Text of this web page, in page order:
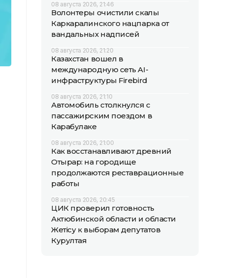
08 августа 2026, 21:46
Волонтеры очистили скалы
Каркаралинского нацпарка от
вандальных надписей
08 августа 2026, 21:20
Казахстан вошел в
международную сеть AI-
инфраструктуры Firebird
08 августа 2026, 21:10
Автомобиль столкнулся с
пассажирским поездом в
Карабулаке
08 августа 2026, 21:00
Как восстанавливают древний
Отырар: на городище
продолжаются реставрационные
работы
08 августа 2026, 20:45
ЦИК проверил готовность
Актюбинской области и области
Жетісу к выборам депутатов
Курултая